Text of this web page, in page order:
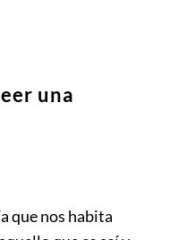
una
que nos habita